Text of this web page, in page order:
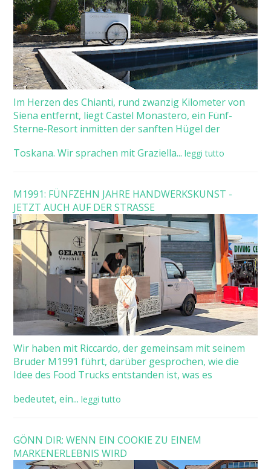
Im Herzen des Chianti, rund zwanzig Kilometer von
Siena entfernt, liegt Castel Monastero, ein Fünf-
Sterne-Resort inmitten der sanften Hügel der
Toskana. Wir sprachen mit Graziella... leggi tutto
M1991: FÜNFZEHN JAHRE HANDWERKSKUNST -
JETZT AUCH AUF DER STRASSE
Wir haben mit Riccardo, der gemeinsam mit seinem
Bruder M1991 führt, darüber gesprochen, wie die
Idee des Food Trucks entstanden ist, was es
bedeutet, ein... leggi tutto
GÖNN DIR: WENN EIN COOKIE ZU EINEM
MARKENERLEBNIS WIRD